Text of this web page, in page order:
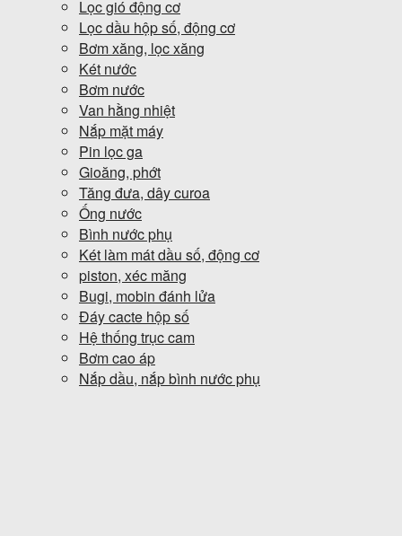
Lọc gió động cơ
Lọc dầu hộp số, động cơ
Bơm xăng, lọc xăng
Két nước
Bơm nước
Van hằng nhiệt
Nắp mặt máy
Pin lọc ga
Gioăng, phớt
Tăng đưa, dây curoa
Ống nước
Bình nước phụ
Két làm mát dầu số, động cơ
piston, xéc măng
Bugi, mobin đánh lửa
Đáy cacte hộp số
Hệ thống trục cam
Bơm cao áp
Nắp dầu, nắp bình nước phụ